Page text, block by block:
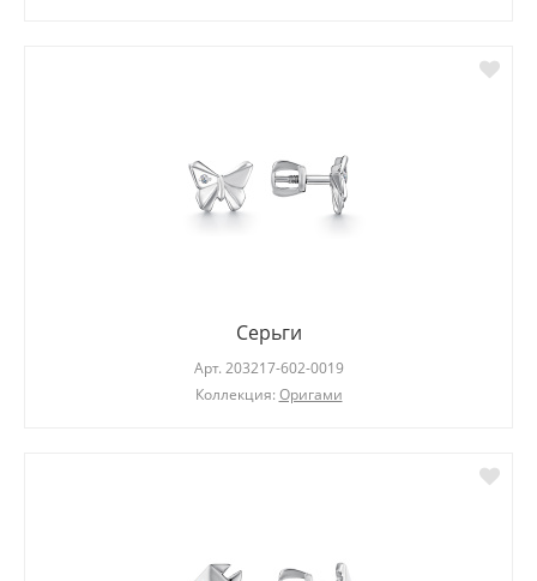
Серьги
Арт. 203217-602-0019
Коллекция: Оригами